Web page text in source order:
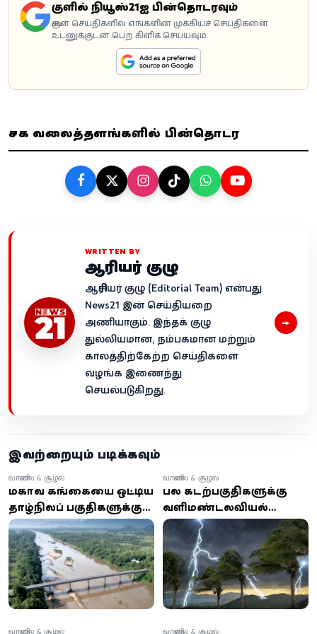
கூகுளில் நியூஸ்21ஐ பின்தொடரவும்
கூகுள் செய்திகளில் எங்களின் முக்கியச் செய்திகளை
உடனுக்குடன் பெற கிளிக் செய்யவும்.
சமூக வலைத்தளங்களில் பின்தொடர
WRITTEN BY
ஆசிரியர் குழு
ஆசிரியர் குழு (Editorial Team) என்பது
News21 இன் செய்தியறை
அணியாகும். இந்தக் குழு
துல்லியமான, நம்பகமான மற்றும்
காலத்திற்கேற்ற செய்திகளை
வழங்க இணைந்து
செயல்படுகிறது.
→
இவற்றையும் படிக்கவும்
மகாவலி கங்கையை ஒட்டிய
தாழ்நிலப் பகுதிகளுக்கு
வெள்ள அபாய
எச்சரிக்கை – அடுத்த 24
மணிநேரம்
பொதுமக்களே
அவதானம்!
வானிலை & சூழல்
பல கடற்பகுதிகளுக்கு
வளிமண்டலவியல்
திணைக்களம்
எச்சரிக்கை: மீனவர்கள்
அவதானமாக இருக்க
அறிவுரை
வானிலை & சூழல்
வானிலை & சூழல் வானிலை & சூழல்